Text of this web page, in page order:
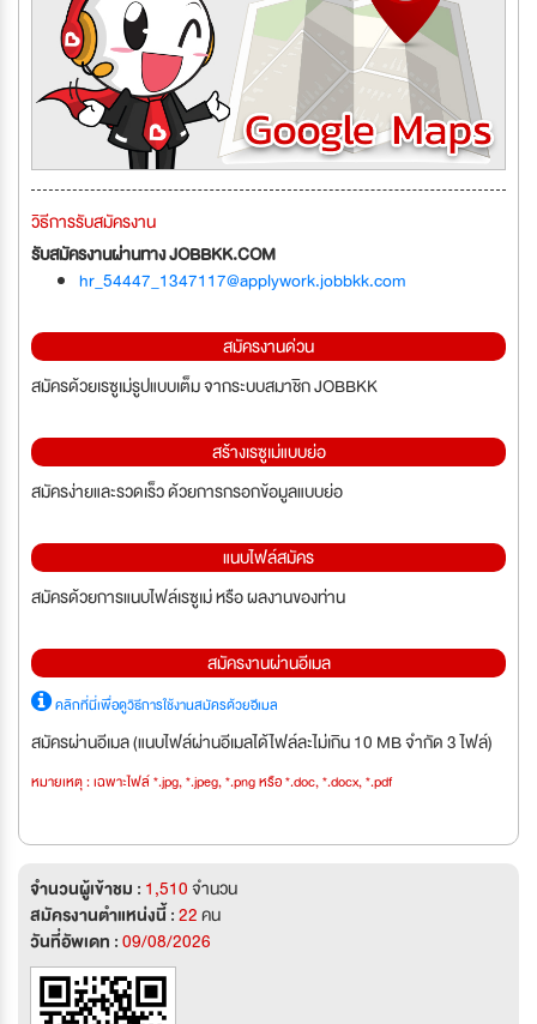
วิธีการรับสมัครงาน
รับสมัครงานผ่านทาง JOBBKK.COM
hr_54447_1347117@applywork.jobbkk.com
สมัครงานด่วน
สมัครด้วยเรซูเม่รูปแบบเต็ม จากระบบสมาชิก JOBBKK
สร้างเรซูเม่แบบย่อ
สมัครง่ายและรวดเร็ว ด้วยการกรอกข้อมูลแบบย่อ
แนบไฟล์สมัคร
สมัครด้วยการแนบไฟล์เรซูเม่ หรือ ผลงานของท่าน
สมัครงานผ่านอีเมล
คลิกที่นี่เพื่อดูวิธีการใช้งานสมัครด้วยอีเมล
สมัครผ่านอีเมล (แนบไฟล์ผ่านอีเมลได้ไฟล์ละไม่เกิน 10 MB จำกัด 3 ไฟล์)
หมายเหตุ : เฉพาะไฟล์ *.jpg, *.jpeg, *.png หรือ *.doc, *.docx, *.pdf
จำนวนผู้เข้าชม : 1,510จำนวน
สมัครงานตำแหน่งนี้ :22คน
วันที่อัพเดท :09/08/2026